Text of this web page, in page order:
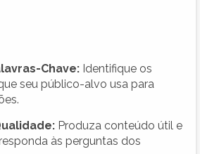
Chave: Identifique os
seu público-alvo usa para
Produza conteúdo útil e
às perguntas dos